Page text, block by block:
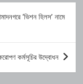
‘ভিশন হিলস’ নামে
কর্মসূচির উদ্বোধন